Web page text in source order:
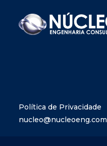
Política de Privacidade
nucleo@nucleoeng.com